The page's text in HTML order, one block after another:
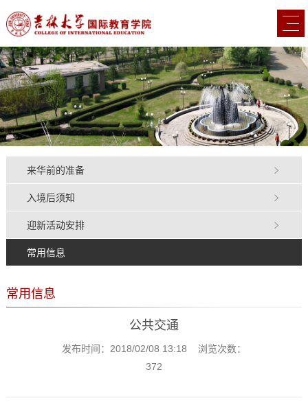
来华前的准备
入境后须知
迎新活动安排
常用信息
常用信息
公共交通
发布时间：2018/02/08 13:18 浏览次数：
372